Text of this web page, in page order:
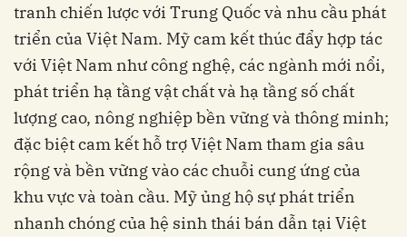
tranh chiến lược với Trung Quốc và nhu cầu phát
triển của Việt Nam. Mỹ cam kết thúc đẩy hợp tác
với Việt Nam như công nghệ, các ngành mới nổi,
phát triển hạ tầng vật chất và hạ tầng số chất
lượng cao, nông nghiệp bền vững và thông minh;
đặc biệt cam kết hỗ trợ Việt Nam tham gia sâu
rộng và bền vững vào các chuỗi cung ứng của
khu vực và toàn cầu. Mỹ ủng hộ sự phát triển
nhanh chóng của hệ sinh thái bán dẫn tại Việt